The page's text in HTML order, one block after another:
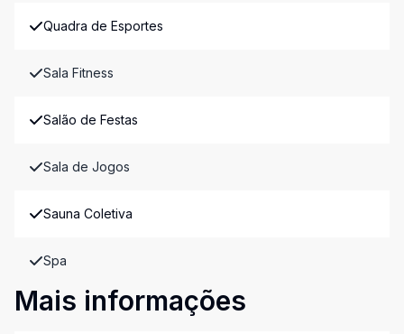
Quadra de Esportes
Sala Fitness
Salão de Festas
Sala de Jogos
Sauna Coletiva
Spa
Mais informações